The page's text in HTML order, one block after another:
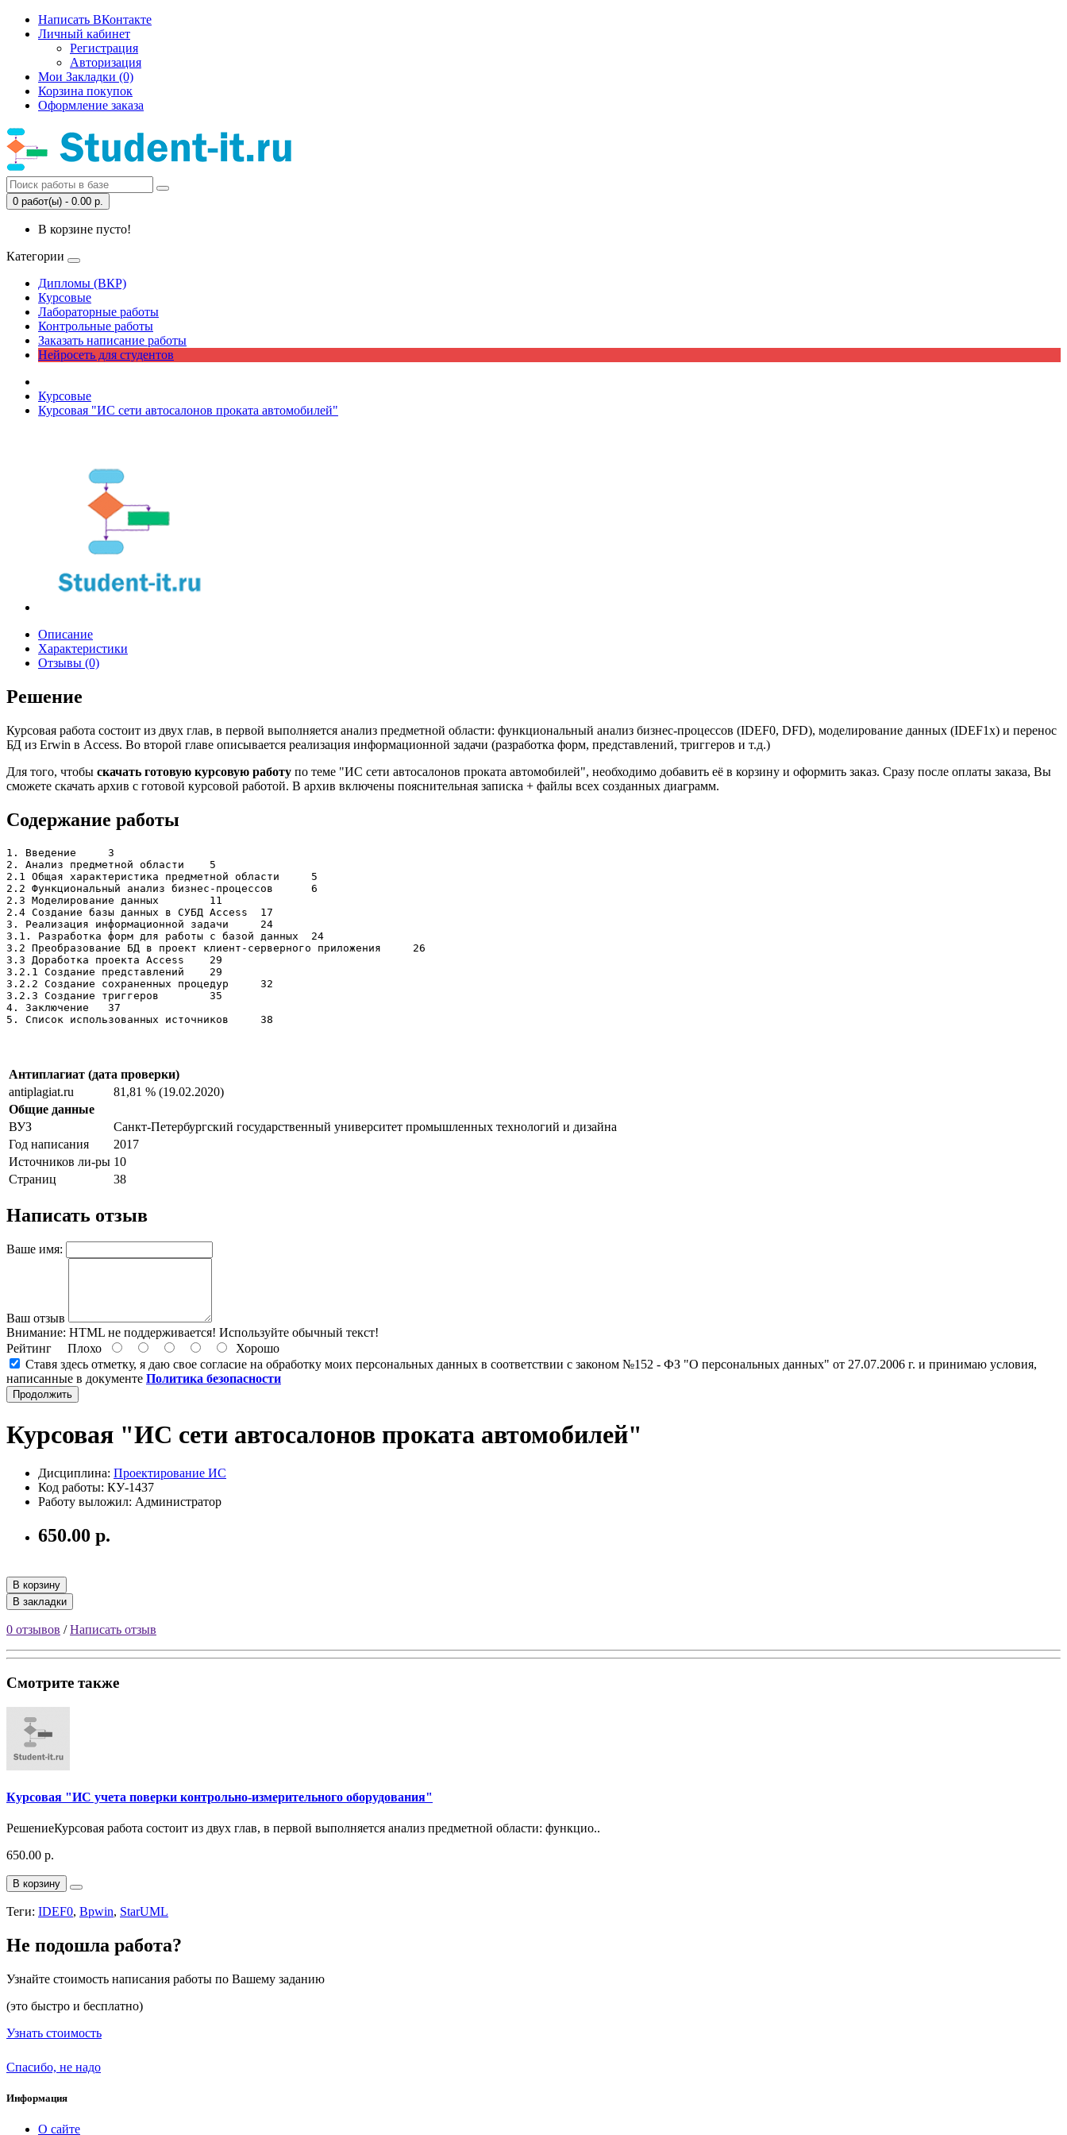
Написать ВКонтакте
Личный кабинет
Регистрация
Авторизация
Мои Закладки (0)
Корзина покупок
Оформление заказа
0 работ(ы) - 0.00 р.
В корзине пусто!
Категории
Дипломы (ВКР)
Курсовые
Лабораторные работы
Контрольные работы
Заказать написание работы
Нейросеть для студентов
Курсовые
Курсовая "ИС сети автосалонов проката автомобилей"
Описание
Характеристики
Отзывы (0)
Решение
Курсовая работа состоит из двух глав, в первой выполняется анализ предметной области: функциональный анализ бизнес-процессов (IDEF0, DFD), моделирование данных (IDEF1x) и перенос
БД из Erwin в Access. Во второй главе описывается реализация информационной задачи (разработка форм, представлений, триггеров и т.д.)
Для того, чтобы скачать готовую курсовую работу по теме "ИС сети автосалонов проката автомобилей", необходимо добавить её в корзину и оформить заказ. Сразу после оплаты заказа, Вы
сможете скачать архив с готовой курсовой работой. В архив включены пояснительная записка + файлы всех созданных диаграмм.
Содержание работы
1. Введение	3
2. Анализ предметной области	5
2.1 Общая характеристика предметной области	5
2.2 Функциональный анализ бизнес-процессов	6
2.3 Моделирование данных	11
2.4 Создание базы данных в СУБД Access	17
3. Реализация информационной задачи	24
3.1. Разработка форм для работы с базой данных	24
3.2 Преобразование БД в проект клиент-серверного приложения	26
3.3 Доработка проекта Access	29
3.2.1 Создание представлений	29
3.2.2 Создание сохраненных процедур	32
3.2.3 Создание триггеров	35
4. Заключение	37
Антиплагиат (дата проверки)
antiplagiat.ru
81,81 % (19.02.2020)
Общие данные
ВУЗ
Санкт-Петербургский государственный университет промышленных технологий и дизайна
Год написания
2017
Источников ли-ры 10
Страниц
38
Написать отзыв
Ваше имя:
Ваш отзыв
Внимание: HTML не поддерживается! Используйте обычный текст!
Рейтинг Плохо
Хорошо
Ставя здесь отметку, я даю свое согласие на обработку моих персональных данных в соответствии с законом №152 - ФЗ "О персональных данных" от 27.07.2006 г. и принимаю условия,
написанные в документе Политика безопасности
Продолжить
Курсовая "ИС сети автосалонов проката автомобилей"
Дисциплина: Проектирование ИС
Код работы: КУ-1437
Работу выложил: Администратор
650.00 р.
В корзину
В закладки
0 отзывов /Написать отзыв
Смотрите также
Курсовая "ИС учета поверки контрольно-измерительного оборудования"
РешениеКурсовая работа состоит из двух глав, в первой выполняется анализ предметной области: функцио..
650.00 р.
В корзину
Теги: IDEF0, Bpwin, StarUML
Не подошла работа?
Узнайте стоимость написания работы по Вашему заданию
(это быстро и бесплатно)
Узнать стоимость
Спасибо, не надо
Информация
О сайте